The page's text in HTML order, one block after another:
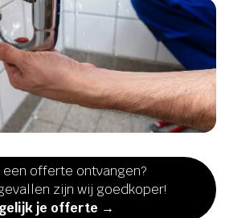
een offerte ontvangen?
zijn wij goedkoper!
je offerte →